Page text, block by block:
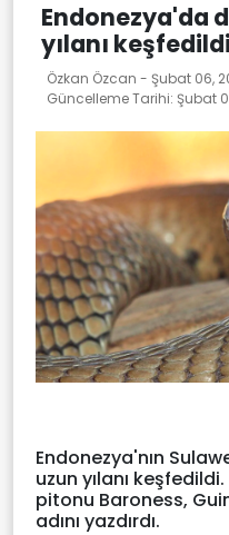
Endonezya'da
yılanı keşfedildi
Özkan Özcan - Şubat 06,
Güncelleme Tarihi: Şubat
Endonezya'nın
uzun yılanı
pitonu Baroness,
adını yazdırdı.